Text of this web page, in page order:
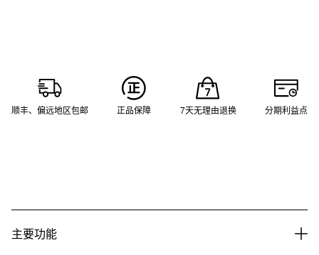
顺丰、偏远地区包邮 正品保障 7天无理由退换 分期利益点
主要功能